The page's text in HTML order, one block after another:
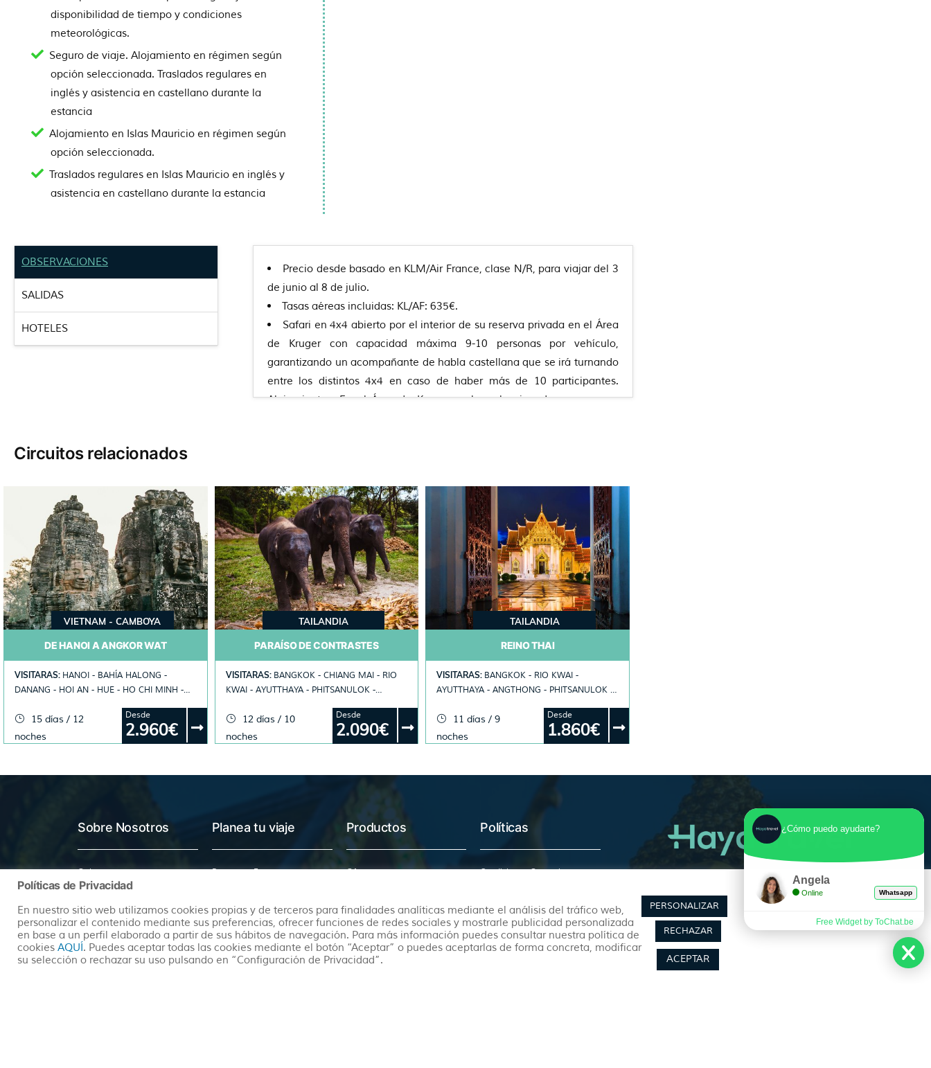
disponibilidad de tiempo y condiciones
meteorológicas.
Seguro de viaje. Alojamiento en régimen según
opción seleccionada. Traslados regulares en
inglés y asistencia en castellano durante la
estancia
Alojamiento en Islas Mauricio en régimen según
opción seleccionada.
Traslados regulares en Islas Mauricio en inglés y
asistencia en castellano durante la estancia
OBSERVACIONES
SALIDAS
HOTELES
Precio desde basado en KLM/Air France, clase N/R, para viajar del 3
de junio al 8 de julio.
Tasas aéreas incluidas: KL/AF: 635€.
Safari en 4x4 abierto por el interior de su reserva privada en el Área
de Kruger con capacidad máxima 9-10 personas por vehículo,
garantizando un acompañante de habla castellana que se irá turnando
entre los distintos 4x4 en caso de haber más de 10 participantes.
Alojamientos: En el Área de Kruger, se ha seleccionado una reserva
(mínimo 4 noches de estancia). Las parejas que contraten régimen de
media pensión tendrán el almuerzo gratis. Obligatorio presentar
certificado oficial de boda a la llegada al hotel.
Circuitos relacionados
VIETNAM - CAMBOYA
DE HANOI A ANGKOR WAT
VISITARAS: HANOI - BAHÍA HALONG -
DANANG - HOI AN - HUE - HO CHI MINH -
15 días / 12
noches
Desde
2.960€
TAILANDIA
PARAÍSO DE CONTRASTES
VISITARAS: BANGKOK - CHIANG MAI - RIO
KWAI - AYUTTHAYA - PHITSANULOK -
12 días / 10
noches
Desde
2.090€
TAILANDIA
REINO THAI
VISITARAS: BANGKOK - RIO KWAI -
AYUTTHAYA - ANGTHONG - PHITSANULOK -
11 días / 9
noches
Desde
1.860€
Sobre Nosotros
Quienes somos
(+34) 602 259 028
info@hayatravel.com
Mapa Web
Planea tu viaje
Preguntas Frecuentes
Nuestro Blog
Productos
Ofertas
Lunas de Miel
Circuitos en Autocar
Políticas
Condiciones Generales
Política de Privacidad
Política de Cookies
Políticas de Privacidad
En nuestro sitio web utilizamos cookies propias y de terceros para finalidades analíticas mediante el análisis del tráfico web,
personalizar el contenido mediante sus preferencias, ofrecer funciones de redes sociales y mostrarle publicidad personalizada
en base a un perfil elaborado a partir de sus hábitos de navegación. Para más información puedes consultar nuestra política de
cookies AQUÍ. Puedes aceptar todas las cookies mediante el botón “Aceptar” o puedes aceptarlas de forma concreta, modificar
su selección o rechazar su uso pulsando en “Configuración de Privacidad”.
PERSONALIZAR
RECHAZAR
ACEPTAR
¿Cómo puedo ayudarte?
Angela
Online Whatsapp
Free Widget by ToChat.be